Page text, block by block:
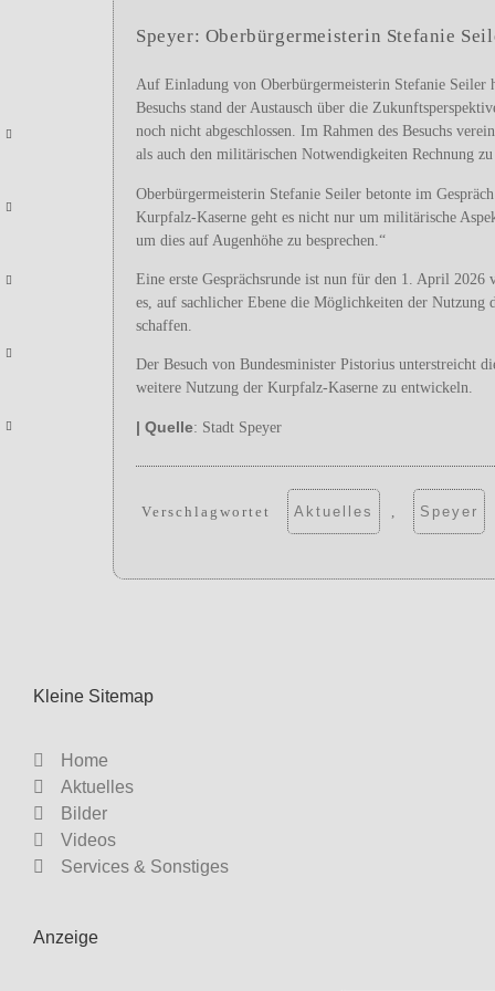
Speyer: Oberbürgermeisterin Stefanie
Auf Einladung von Oberbürgermeisterin Stefanie Seiler
Besuchs stand der Austausch über die
noch nicht abgeschlossen. Im Rahmen des Besuchs
als auch den militärischen Notwendigkeiten Rechnung
Oberbürgermeisterin Stefanie Seiler betonte im
Kurpfalz-Kaserne geht es nicht nur um militärische
um dies auf Augenhöhe zu besprechen.“
Eine erste Gesprächsrunde ist nun für den 1. April
es, auf sachlicher Ebene die Möglichkeiten der
schaffen.
Der Besuch von Bundesminister Pistorius unterstreicht
weitere Nutzung der Kurpfalz-Kaserne zu entwickeln.
| Quelle: Stadt Speyer
Verschlagwortet Aktuelles , Speyer
Kleine Sitemap
Home
Aktuelles
Bilder
Videos
Services & Sonstiges
Anzeige